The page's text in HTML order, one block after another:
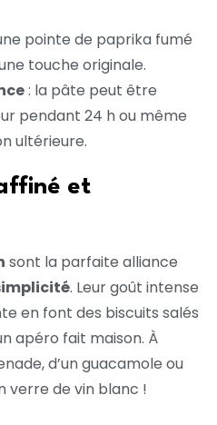
pointe de paprika fumé
touche originale.
: la pâte peut être
pendant 24 h ou même
ultérieure.
et
sont la parfaite alliance
. Leur goût intense
en font des biscuits salés
apéro fait maison. À
d’un guacamole ou
verre de vin blanc !